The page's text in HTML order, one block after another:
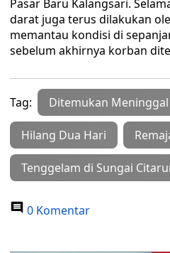
Pasar Baru Kalangsari.
darat juga terus dilakukan
memantau kondisi di
sebelum akhirnya korban
Tag: Ditemukan
Hilang Dua Hari
Tenggelam di Sungai
0 Komentar